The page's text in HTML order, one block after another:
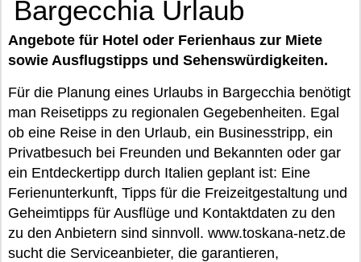
Bargecchia Urlaub
Angebote für Hotel oder Ferienhaus zur Miete
sowie Ausflugstipps und Sehenswürdigkeiten.
Für die Planung eines Urlaubs in Bargecchia benötigt
man Reisetipps zu regionalen Gegebenheiten. Egal
ob eine Reise in den Urlaub, ein Businesstripp, ein
Privatbesuch bei Freunden und Bekannten oder gar
ein Entdeckertipp durch Italien geplant ist: Eine
Ferienunterkunft, Tipps für die Freizeitgestaltung und
Geheimtipps für Ausflüge und Kontaktdaten zu den
zu den Anbietern sind sinnvoll. www.toskana-netz.de
sucht die Serviceanbieter, die garantieren,